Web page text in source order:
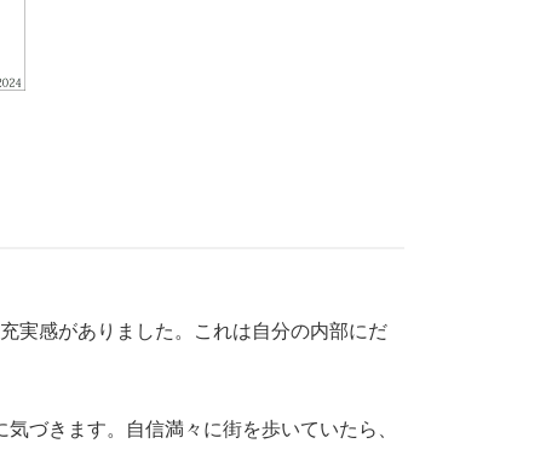
実感がありました。これは自分の内部にだ
づきます。自信満々に街を歩いていたら、